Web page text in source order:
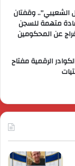
الشعيبي”.. وقفتان
متهمة للسجن
عن المحكومين
الرقمية مفتاح